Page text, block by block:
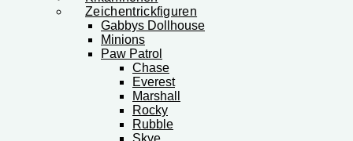
Zeichentrickfiguren
Gabbys Dollhouse
Minions
Paw Patrol
Chase
Everest
Marshall
Rocky
Rubble